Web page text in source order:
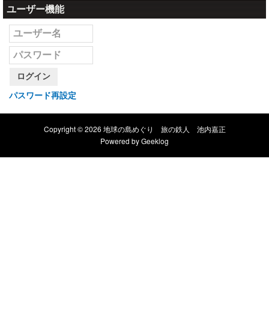
ユーザー機能
ログイン
パスワード再設定
Copyright © 2026 地球の島めぐり 旅の鉄人 池内嘉正
Powered byGeeklog